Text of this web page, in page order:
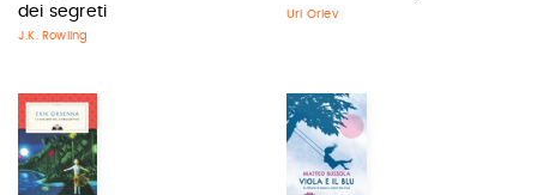
dei segreti
J.K. Rowling
Uri Orlev